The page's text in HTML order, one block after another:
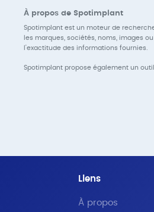
À propos de Spotimplant
Spotimplant est un moteur de
les marques, sociétés, noms, images
l'exactitude des informations fournies.
Spotimplant propose également un
Liens
À propos